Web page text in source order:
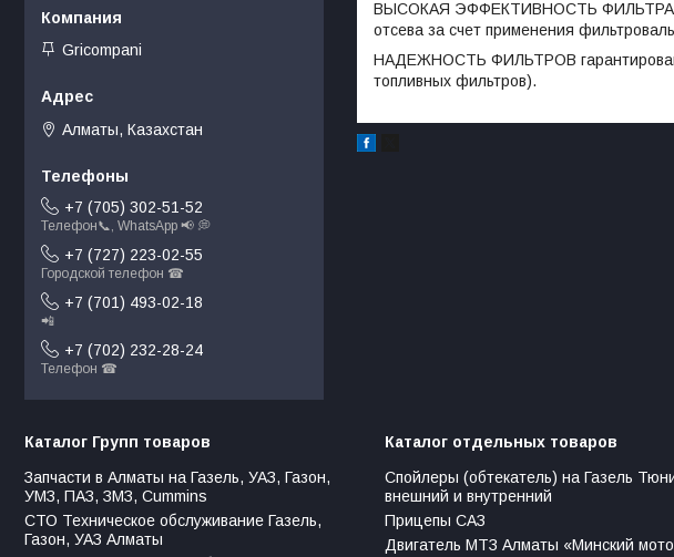
ВЫСОКАЯ ЭФФЕКТИВНОСТЬ ФИЛЬТРАЦИИ
отсева за счет применения
НАДЕЖНОСТЬ ФИЛЬТРОВ
топливных фильтров).
Gricompani
Алматы, Казахстан
+7 (705) 302-51-52
Телефон📞, WhatsApp 📢 💭
+7 (727) 223-02-55
Городской телефон ☎
+7 (701) 493-02-18
📲
+7 (702) 232-28-24
Телефон ☎
Каталог Групп товаров
Запчасти в Алматы на Газель, УАЗ, Газон,
УМЗ, ПАЗ, ЗМЗ, Сummins
СТО Техническое обслуживание Газель,
Газон, УАЗ Алматы
Каталог отдельных товаров
Спойлеры (обтекатель) на Газель
внешний и внутренний
Прицепы САЗ
Двигатель МТЗ Алматы «Минский